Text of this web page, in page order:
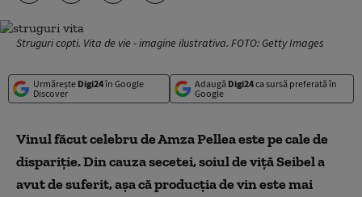
Struguri copti. Vita de vie - imagine ilustrativa. FOTO: Getty Images
Urmărește Digi24în Google
Discover
Adaugă Digi24ca sursă preferată în
Google
Vinul făcut celebru de Amza Pellea este pe cale de
dispariție. Din cauza secetei, soiul de viță Seibel a
avut de suferit, așa că producția de vin este mai